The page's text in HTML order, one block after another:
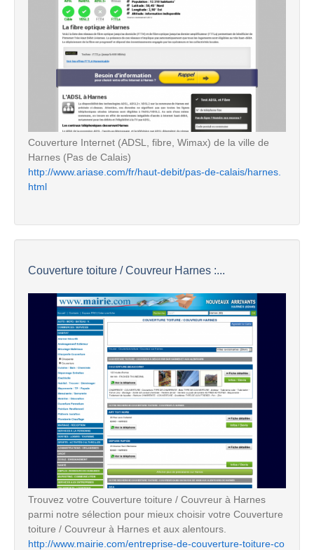
Couverture Internet (ADSL, fibre, Wimax) de la ville de
Harnes (Pas de Calais)
http://www.ariase.com/fr/haut-debit/pas-de-calais/harnes.
html
Couverture toiture / Couvreur Harnes :...
Trouvez votre Couverture toiture / Couvreur à Harnes
parmi notre sélection pour mieux choisir votre Couverture
toiture / Couvreur à Harnes et aux alentours.
http://www.mairie.com/entreprise-de-couverture-toiture-co